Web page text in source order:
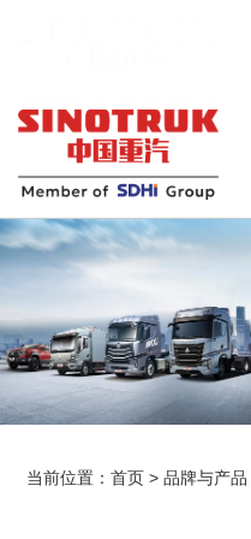
当前位置：首页 >品牌与产品